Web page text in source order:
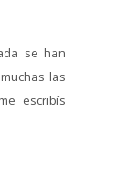
se han
las
escribís